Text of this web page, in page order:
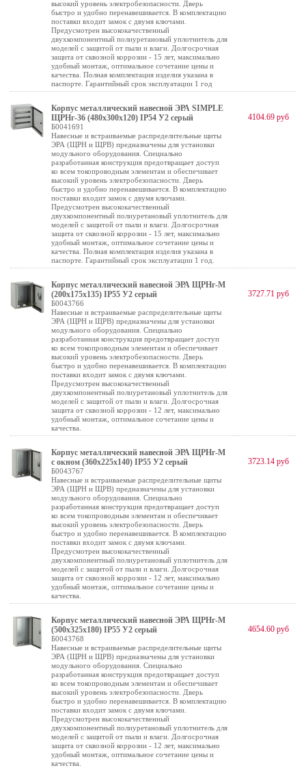
высокий уровень электробезопасности. Дверь
быстро и удобно перенавешивается. В комплектацию
поставки входит замок с двумя ключами.
Предусмотрен высококачественный
двухкомпонентный полиуретановый уплотнитель для
моделей с защитой от пыли и влаги. Долгосрочная
защита от сквозной коррозии - 15 лет, максимально
удобный монтаж, оптимальное сочетание цены и
качества. Полная комплектация изделия указана в
паспорте. Гарантийный срок эксплуатации 1 год
Корпус металлический навесной ЭРА SIMPLE
ЩРНг-36 (480х300х120) IP54 У2 серый
Б0041691
Навесные и встраиваемые распределительные щиты
ЭРА (ЩРН и ЩРВ) предназначены для установки
модульного оборудования. Специально
разработанная конструкция предотвращает доступ
ко всем токопроводным элементам и обеспечивает
высокий уровень электробезопасности. Дверь
быстро и удобно перенавешивается. В комплектацию
поставки входит замок с двумя ключами.
Предусмотрен высококачественный
двухкомпонентный полиуретановый уплотнитель для
моделей с защитой от пыли и влаги. Долгосрочная
защита от сквозной коррозии - 15 лет, максимально
удобный монтаж, оптимальное сочетание цены и
качества. Полная комплектация изделия указана в
паспорте. Гарантийный срок эксплуатации 1 год.
4104.69 руб
Корпус металлический навесной ЭРА ЩРНг-М
(200х175х135) IP55 У2 серый
Б0043766
Навесные и встраиваемые распределительные щиты
ЭРА (ЩРН и ЩРВ) предназначены для установки
модульного оборудования. Специально
разработанная конструкция предотвращает доступ
ко всем токопроводным элементам и обеспечивает
высокий уровень электробезопасности. Дверь
быстро и удобно перенавешивается. В комплектацию
поставки входит замок с двумя ключами.
Предусмотрен высококачественный
двухкомпонентный полиуретановый уплотнитель для
моделей с защитой от пыли и влаги. Долгосрочная
защита от сквозной коррозии - 12 лет, максимально
удобный монтаж, оптимальное сочетание цены и
качества.
3727.71 руб
Корпус металлический навесной ЭРА ЩРНг-М
с окном (360х225х140) IP55 У2 серый
Б0043767
Навесные и встраиваемые распределительные щиты
ЭРА (ЩРН и ЩРВ) предназначены для установки
модульного оборудования. Специально
разработанная конструкция предотвращает доступ
ко всем токопроводным элементам и обеспечивает
высокий уровень электробезопасности. Дверь
быстро и удобно перенавешивается. В комплектацию
поставки входит замок с двумя ключами.
Предусмотрен высококачественный
двухкомпонентный полиуретановый уплотнитель для
моделей с защитой от пыли и влаги. Долгосрочная
защита от сквозной коррозии - 12 лет, максимально
удобный монтаж, оптимальное сочетание цены и
качества.
3723.14 руб
Корпус металлический навесной ЭРА ЩРНг-М
(500х325х180) IP55 У2 серый
Б0043768
Навесные и встраиваемые распределительные щиты
ЭРА (ЩРН и ЩРВ) предназначены для установки
модульного оборудования. Специально
разработанная конструкция предотвращает доступ
ко всем токопроводным элементам и обеспечивает
высокий уровень электробезопасности. Дверь
быстро и удобно перенавешивается. В комплектацию
поставки входит замок с двумя ключами.
Предусмотрен высококачественный
двухкомпонентный полиуретановый уплотнитель для
моделей с защитой от пыли и влаги. Долгосрочная
защита от сквозной коррозии - 12 лет, максимально
удобный монтаж, оптимальное сочетание цены и
качества.
4654.60 руб